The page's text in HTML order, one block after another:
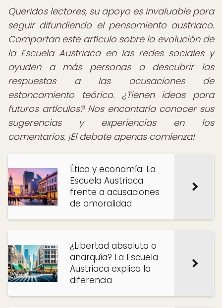
Queridos lectores, su apoyo es invaluable para
seguir difundiendo el pensamiento austriaco.
Compartan este artículo sobre la evolución de
la Escuela Austriaca en las redes sociales y
ayuden a más personas a descubrir las
respuestas a las acusaciones de
estancamiento teórico. ¿Tienen ideas para
futuros artículos? Nos encantaría conocer sus
sugerencias y experiencias en los
comentarios. ¡El debate apenas comienza!
Ética y economía: La
Escuela Austriaca
frente a acusaciones
de amoralidad
¿Libertad absoluta o
anarquía? La Escuela
Austriaca explica la
diferencia